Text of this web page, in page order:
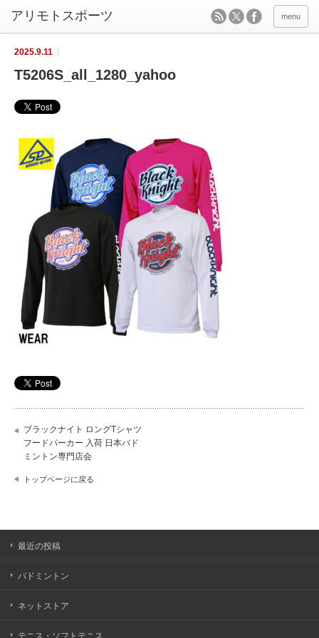
menu
2025.9.11
T5206S_all_1280_yahoo
ブラックナイト ロングTシャツ
フードパーカー 入荷 日本バド
ミントン専門店会
トップページに戻る
最近の投稿
バドミントン
ネットストア
テニス・ソフトテニス